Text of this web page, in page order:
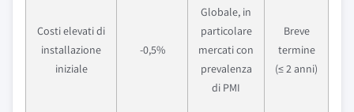
Costi elevati di
installazione
iniziale
-0,5%
Globale, in
particolare
mercati con
prevalenza
di PMI
Breve
termine
(≤ 2 anni)